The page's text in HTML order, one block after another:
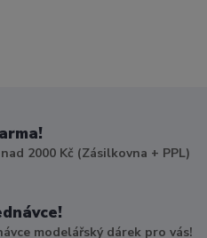
2000 Kč (Zásilkovna + PPL)
modelářský dárek pro vás!